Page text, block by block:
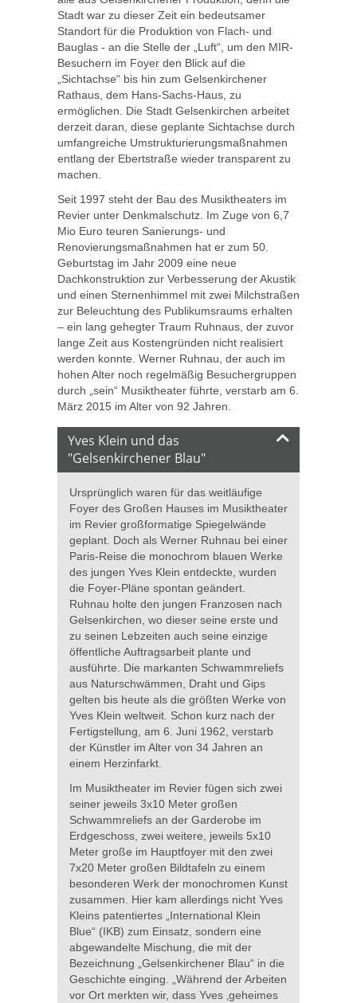
Stadt war zu dieser Zeit ein bedeutsamer
Standort für die Produktion von Flach- und
Bauglas - an die Stelle der „Luft“, um den MIR-
Besuchern im Foyer den Blick auf die
„Sichtachse“ bis hin zum Gelsenkirchener
Rathaus, dem Hans-Sachs-Haus, zu
ermöglichen. Die Stadt Gelsenkirchen arbeitet
derzeit daran, diese geplante Sichtachse durch
umfangreiche Umstrukturierungsmaßnahmen
entlang der Ebertstraße wieder transparent zu
machen.
Seit 1997 steht der Bau des Musiktheaters im
Revier unter Denkmalschutz. Im Zuge von 6,7
Mio Euro teuren Sanierungs- und
Renovierungsmaßnahmen hat er zum 50.
Geburtstag im Jahr 2009 eine neue
Dachkonstruktion zur Verbesserung der Akustik
und einen Sternenhimmel mit zwei Milchstraßen
zur Beleuchtung des Publikumsraums erhalten
– ein lang gehegter Traum Ruhnaus, der zuvor
lange Zeit aus Kostengründen nicht realisiert
werden konnte. Werner Ruhnau, der auch im
hohen Alter noch regelmäßig Besuchergruppen
durch „sein“ Musiktheater führte, verstarb am 6.
März 2015 im Alter von 92 Jahren.
Yves Klein und das
"Gelsenkirchener Blau"
Ursprünglich waren für das weitläufige
Foyer des Großen Hauses im Musiktheater
im Revier großformatige Spiegelwände
geplant. Doch als Werner Ruhnau bei einer
Paris-Reise die monochrom blauen Werke
des jungen Yves Klein entdeckte, wurden
die Foyer-Pläne spontan geändert.
Ruhnau holte den jungen Franzosen nach
Gelsenkirchen, wo dieser seine erste und
zu seinen Lebzeiten auch seine einzige
öffentliche Auftragsarbeit plante und
ausführte. Die markanten Schwammreliefs
aus Naturschwämmen, Draht und Gips
gelten bis heute als die größten Werke von
Yves Klein weltweit. Schon kurz nach der
Fertigstellung, am 6. Juni 1962, verstarb
der Künstler im Alter von 34 Jahren an
einem Herzinfarkt.
Im Musiktheater im Revier fügen sich zwei
seiner jeweils 3x10 Meter großen
Schwammreliefs an der Garderobe im
Erdgeschoss, zwei weitere, jeweils 5x10
Meter große im Hauptfoyer mit den zwei
7x20 Meter großen Bildtafeln zu einem
besonderen Werk der monochromen Kunst
zusammen. Hier kam allerdings nicht Yves
Kleins patentiertes „International Klein
Blue“ (IKB) zum Einsatz, sondern eine
abgewandelte Mischung, die mit der
Bezeichnung „Gelsenkirchener Blau“ in die
Geschichte einging. „Während der Arbeiten
vor Ort merkten wir, dass Yves ‚geheimes